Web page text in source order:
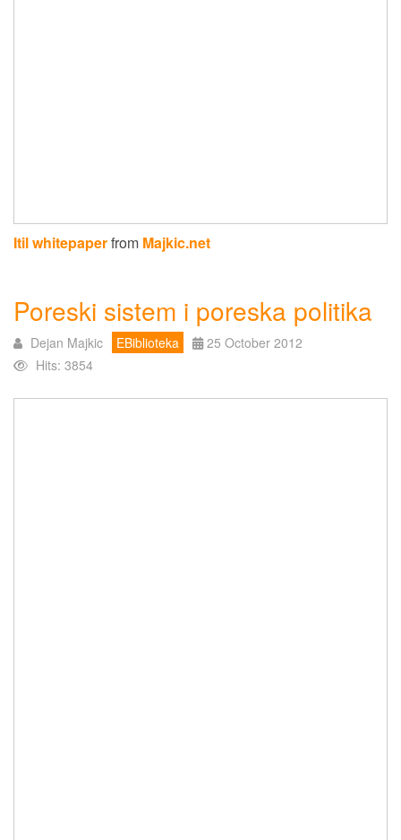
Itil whitepaperfrom Majkic.net
Poreski sistem i poreska politika
Dejan Majkic EBiblioteka
25 October 2012
Hits: 3854